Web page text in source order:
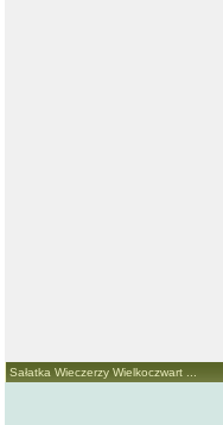
Sałatka Wieczerzy Wielkoczwart ...